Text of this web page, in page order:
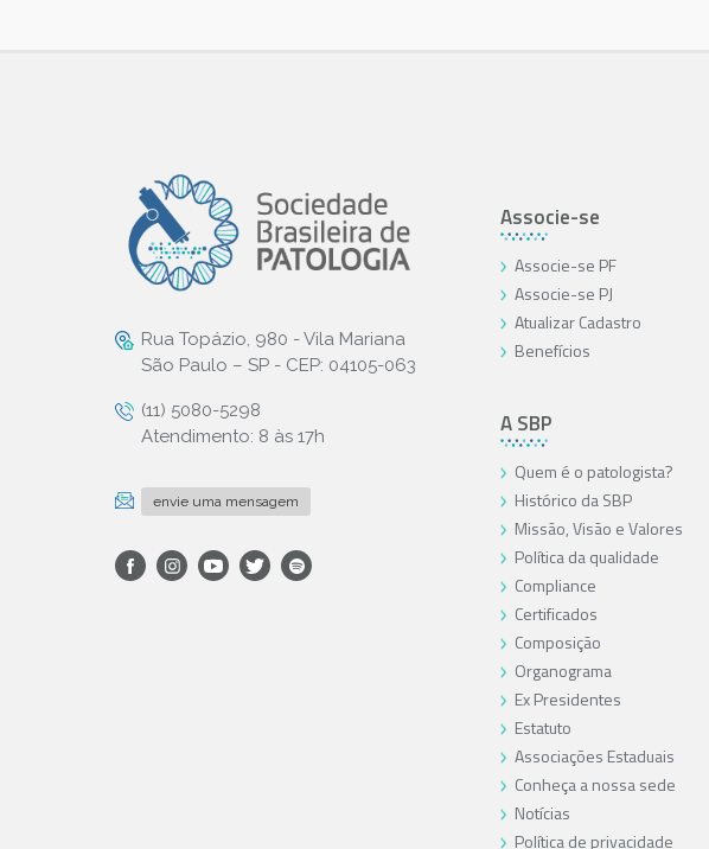
Rua Topázio, 980 - Vila Mariana
São Paulo – SP - CEP: 04105-063
(11) 5080-5298
Atendimento: 8 às 17h
envie uma mensagem
Associe-se
Associe-se PF
Associe-se PJ
Atualizar Cadastro
Benefícios
A SBP
Quem é o patologista?
Histórico da SBP
Missão, Visão e Valores
Política da qualidade
Compliance
Certificados
Composição
Organograma
Ex Presidentes
Estatuto
Associações Estaduais
Conheça a nossa sede
Notícias
Política de privacidade